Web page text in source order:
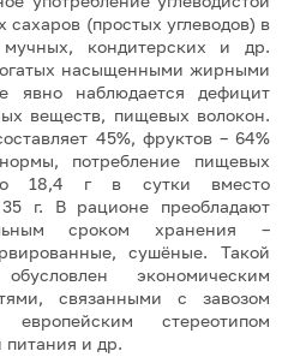
(простых углеводов) в
мучных, кондитерских и др.
насыщенными жирными
явно наблюдается дефицит
веществ, пищевых волокон.
45%, фруктов – 64%
потребление пищевых
18,4 г в сутки вместо
г. В рационе преобладают
сроком хранения –
сушёные. Такой
экономическим
связанными с завозом
европейским стереотипом
питания и др.